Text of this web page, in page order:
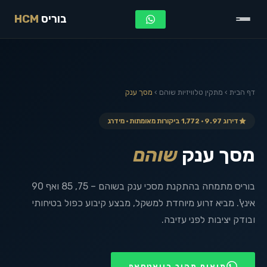
בוריס HCM
דף הבית › מתקין טלוויזיות שוהם › מסך ענק
דירוג 9.97 · 1,772 ביקורות מאומתות · מידרג
מסך ענק שוהם
בוריס מתמחה בהתקנת מסכי ענק בשוהם – 75, 85 ואף 90
אינץ'. מביא זרוע מיוחדת למשקל, מבצע קיבוע כפול בטיחותי
ובודק יציבות לפני עזיבה.